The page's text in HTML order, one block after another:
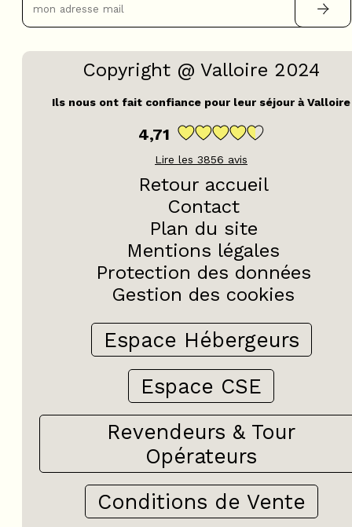
Copyright @ Valloire 2024
Ils nous ont fait confiance pour leur séjour à Valloire
4,71
Lire les 3856 avis
Retour accueil
Contact
Plan du site
Mentions légales
Protection des données
Gestion des cookies
Espace Hébergeurs
Espace CSE
Revendeurs & Tour
Opérateurs
Conditions de Vente